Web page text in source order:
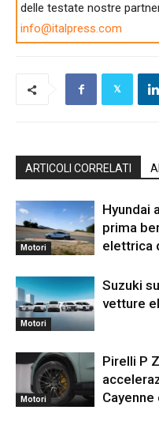
delle testate nostre
info@italpress.com
ARTICOLI CORRELATI
Motori
Hyundai
prima
elettrica
Motori
Suzuki
vetture
Motori
Pirelli P